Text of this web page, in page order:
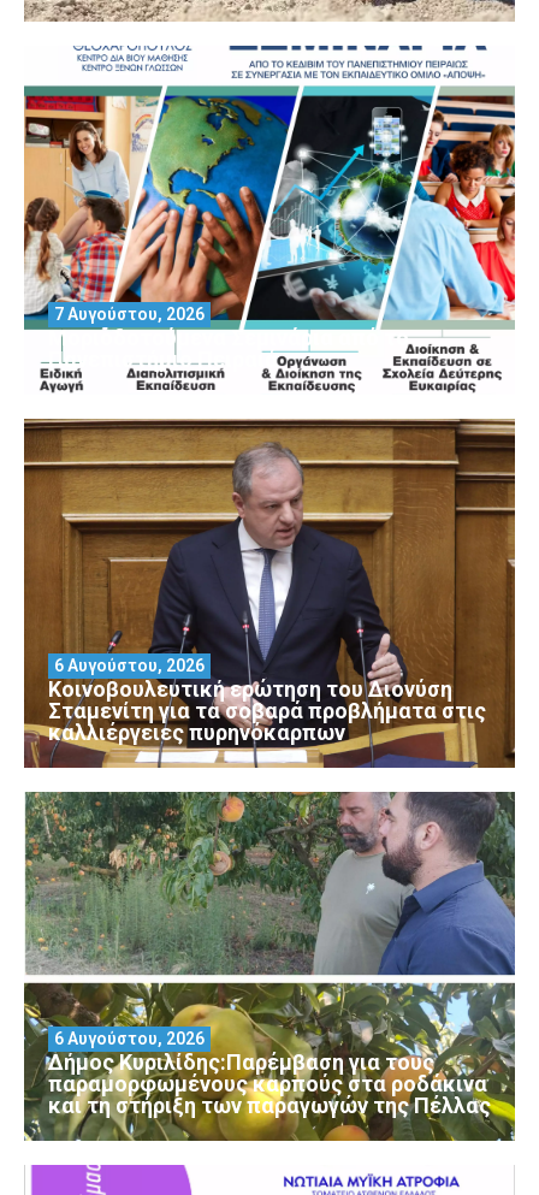
Μοριοδοτούμενα Σεμινάρια από το
Πανεπιστήμιο Πειραιά
7 Αυγούστου, 2026
Κοινοβουλευτική ερώτηση του Διονύση
Σταμενίτη για τα σοβαρά προβλήματα στις
καλλιέργειες πυρηνόκαρπων
6 Αυγούστου, 2026
Δήμος Κυριλίδης:Παρέμβαση για τους
παραμορφωμένους καρπούς στα ροδάκινα
και τη στήριξη των παραγωγών της Πέλλας
6 Αυγούστου, 2026